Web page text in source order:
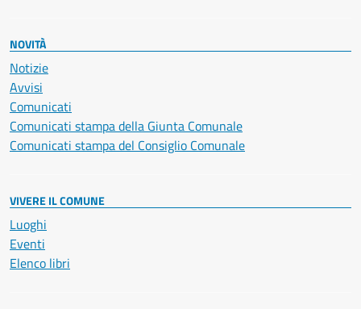
NOVITÀ
Notizie
Avvisi
Comunicati
Comunicati stampa della Giunta Comunale
Comunicati stampa del Consiglio Comunale
VIVERE IL COMUNE
Luoghi
Eventi
Elenco libri